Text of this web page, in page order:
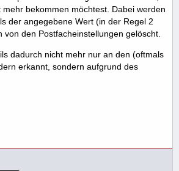
bekommen möchtest. Dabei werden
der angegebene Wert (in der Regel 2
von den Postfacheinstellungen gelöscht.
dadurch nicht mehr nur an den (oftmals
erkannt, sondern aufgrund des